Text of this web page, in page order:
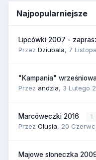
Najpopularniejsze
Lipcówki 2007 -
Przez Dziubala, 7
"Kampania"
Przez andzia, 3 Lutego
Marcóweczki 2016 1
Przez Olusia, 20
Majowe słoneczka